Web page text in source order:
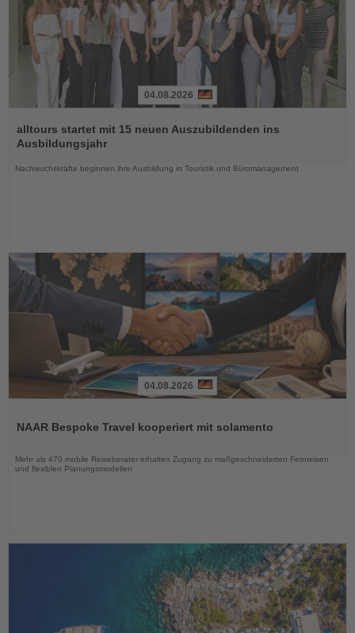
Sie
die
04.08.2026
alltours startet mit 15 neuen Auszubildenden ins
Ausbildungsjahr
Nachwuchskräfte beginnen ihre Ausbildung in Touristik und Büromanagement
die
04.08.2026
NAAR Bespoke Travel kooperiert mit solamento
Mehr als 470 mobile Reiseberater erhalten Zugang zu maßgeschneiderten Fernreisen
und flexiblen Planungsmodellen